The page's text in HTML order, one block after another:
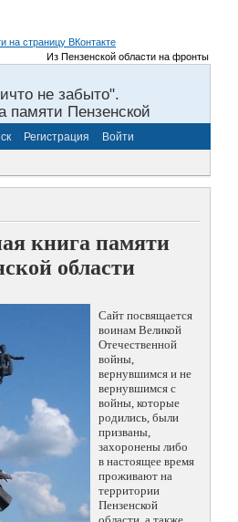
Из Пензенской области на фронты
не забыто".
памяти Пензенской
Регистрация Войти
книга памяти
области
Сайт посвящается
воинам Великой
Отечественной
войны,
вернувшимся и не
вернувшимся с
войны, которые
родились, были
призваны,
захоронены либо
в настоящее время
проживают на
территории
Пензенской